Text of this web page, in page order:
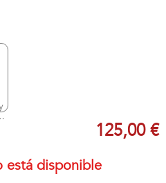
125,00 €
está disponible